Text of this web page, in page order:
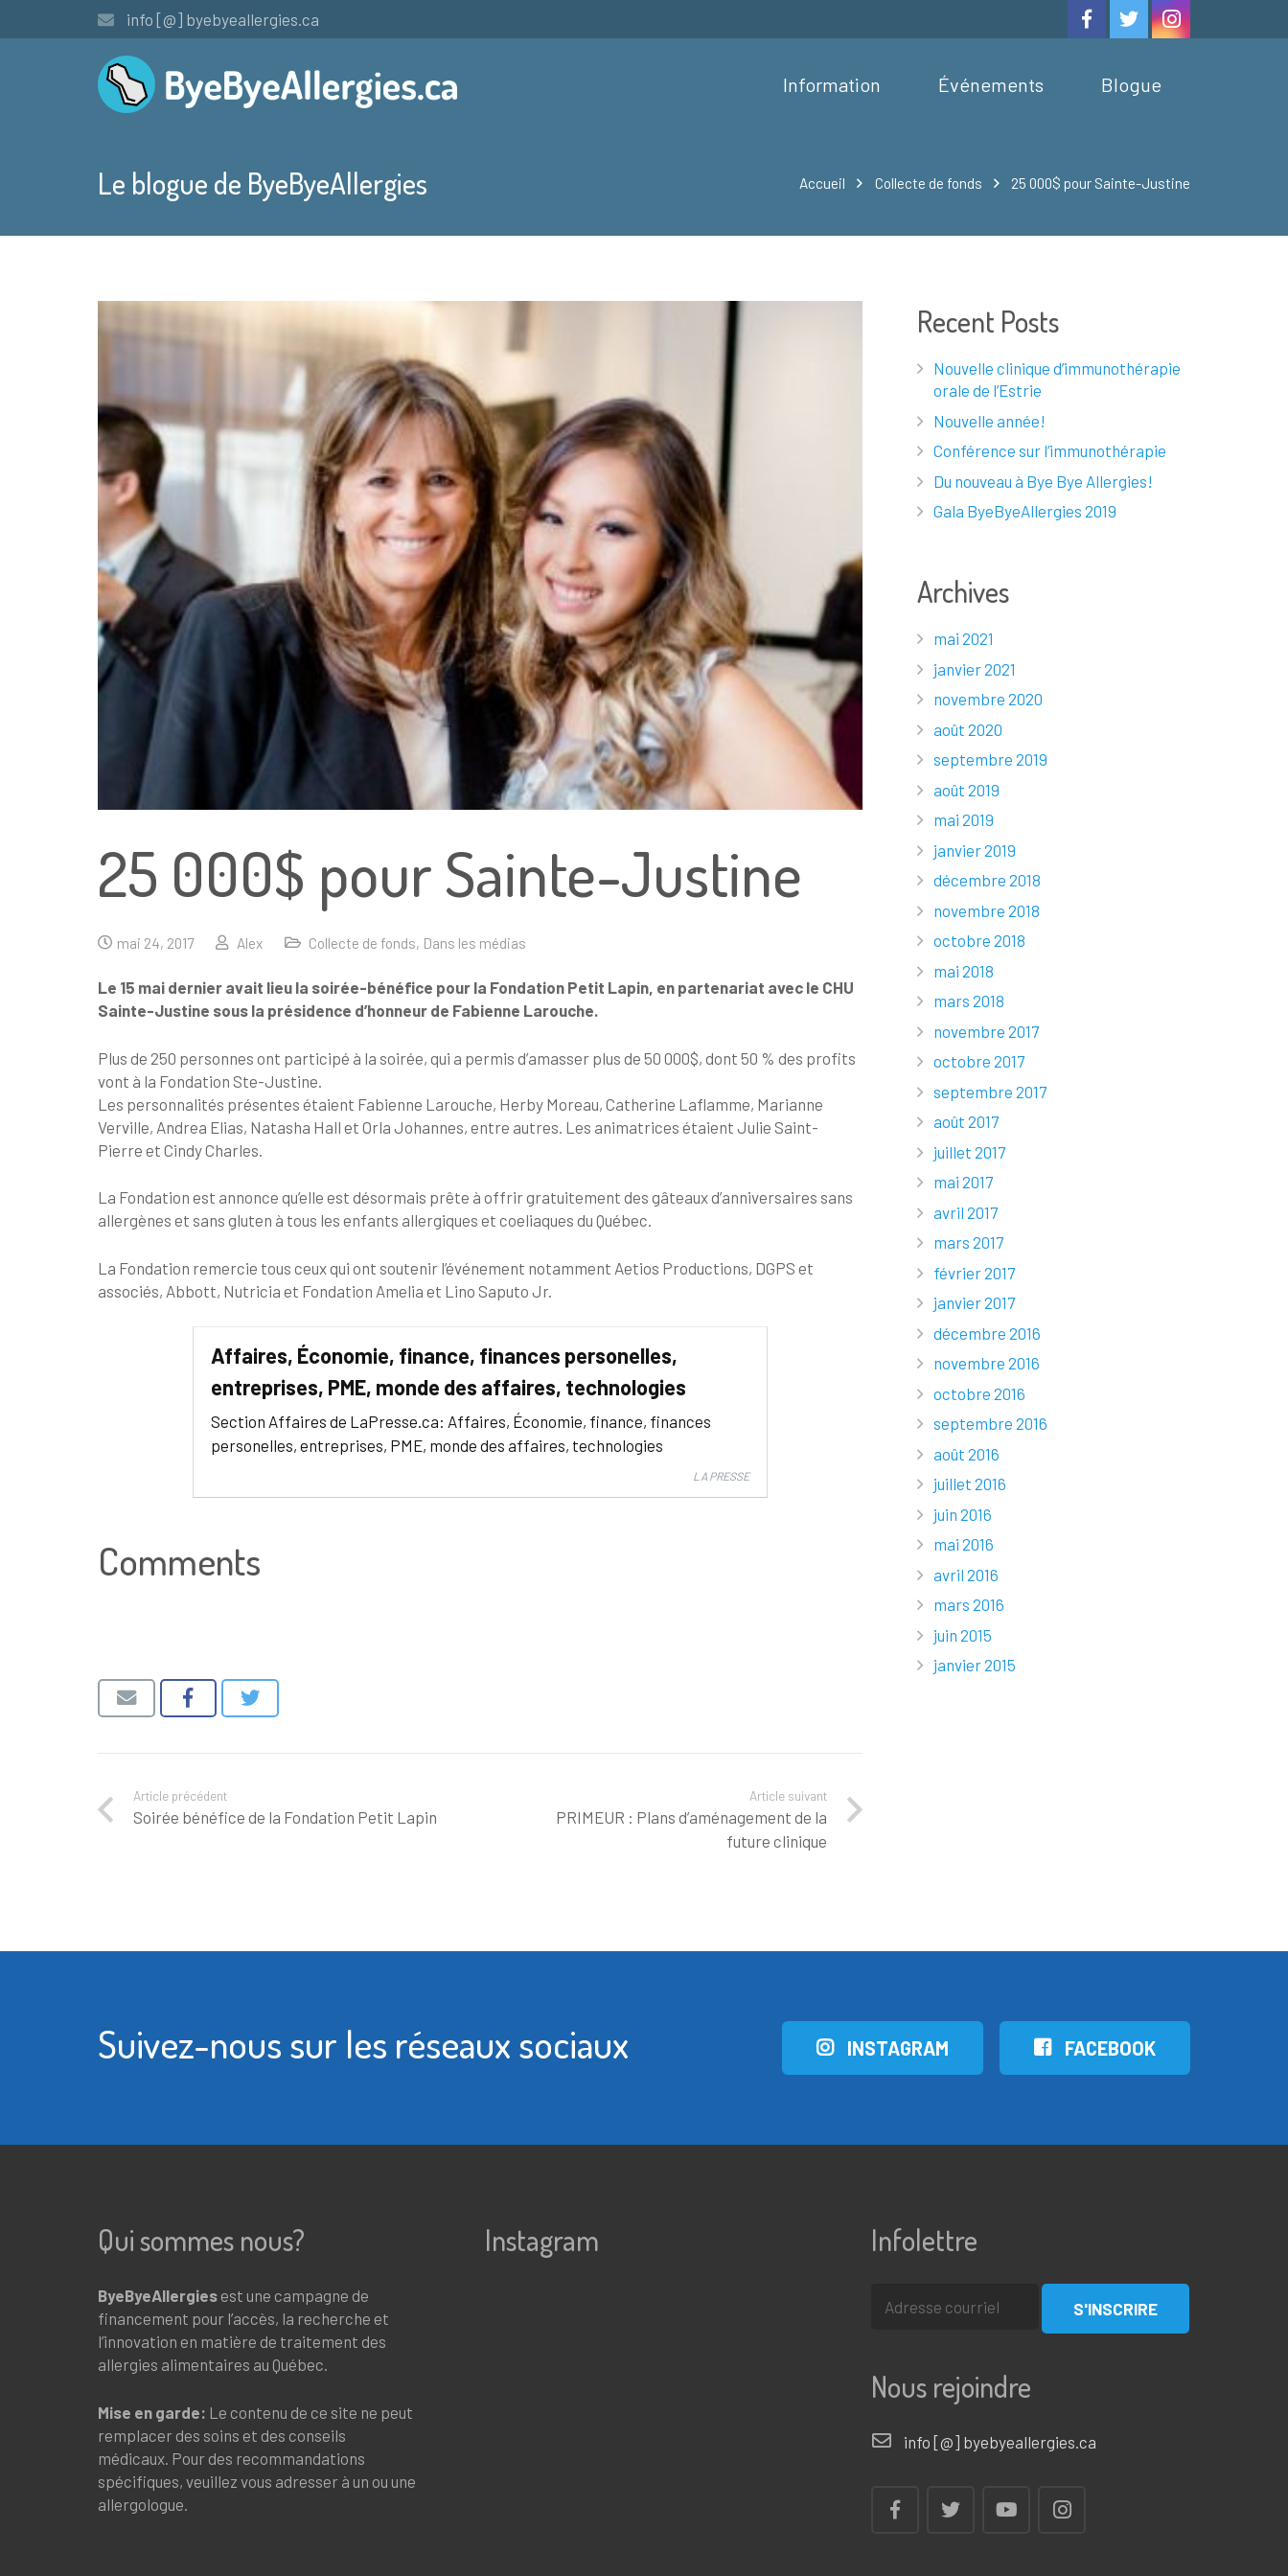
info [@] byebyeallergies.ca
Information Événements Blogue
Le blogue de ByeByeAllergies Accueil Collecte de fonds 25 000$ pour Sainte-Justine
25 000$ pour Sainte-Justine
mai 24, 2017 Alex Collecte de fonds, Dans les médias
Le 15 mai dernier avait lieu la soirée-bénéfice pour la Fondation Petit Lapin, en partenariat avec le CHU
Sainte-Justine sous la présidence d’honneur de Fabienne Larouche.
Plus de 250 personnes ont participé à la soirée, qui a permis d’amasser plus de 50 000$, dont 50 % des profits
vont à la Fondation Ste-Justine.
Les personnalités présentes étaient Fabienne Larouche, Herby Moreau, Catherine Laflamme, Marianne
Verville, Andrea Elias, Natasha Hall et Orla Johannes, entre autres. Les animatrices étaient Julie Saint-
Pierre et Cindy Charles.
La Fondation est annonce qu’elle est désormais prête à offrir gratuitement des gâteaux d’anniversaires sans
allergènes et sans gluten à tous les enfants allergiques et coeliaques du Québec.
La Fondation remercie tous ceux qui ont soutenir l’événement notamment Aetios Productions, DGPS et
associés, Abbott, Nutricia et Fondation Amelia et Lino Saputo Jr.
Affaires, Économie, finance, finances personelles,
entreprises, PME, monde des affaires, technologies
Section Affaires de LaPresse.ca: Affaires, Économie, finance, finances
personelles, entreprises, PME, monde des affaires, technologies
LA PRESSE
Comments
Article précédent
Soirée bénéfice de la Fondation Petit Lapin
Article suivant
PRIMEUR : Plans d’aménagement de la
future clinique
Recent Posts
Nouvelle clinique d’immunothérapie
orale de l’Estrie
Nouvelle année!
Conférence sur l’immunothérapie
Du nouveau à Bye Bye Allergies!
Gala ByeByeAllergies 2019
Archives
mai 2021
janvier 2021
novembre 2020
août 2020
septembre 2019
août 2019
mai 2019
janvier 2019
décembre 2018
novembre 2018
octobre 2018
mai 2018
mars 2018
novembre 2017
octobre 2017
septembre 2017
août 2017
juillet 2017
mai 2017
avril 2017
mars 2017
février 2017
janvier 2017
décembre 2016
novembre 2016
octobre 2016
septembre 2016
août 2016
juillet 2016
juin 2016
mai 2016
avril 2016
mars 2016
juin 2015
janvier 2015
Suivez-nous sur les réseaux sociaux FACEBOOK
INSTAGRAM
Qui sommes nous?
ByeByeAllergies est une campagne de
financement pour l’accès, la recherche et
l’innovation en matière de traitement des
allergies alimentaires au Québec.
Mise en garde: Le contenu de ce site ne peut
remplacer des soins et des conseils
médicaux. Pour des recommandations
spécifiques, veuillez vous adresser à un ou une
allergologue.
Instagram Infolettre
Nous rejoindre
info [@] byebyeallergies.ca